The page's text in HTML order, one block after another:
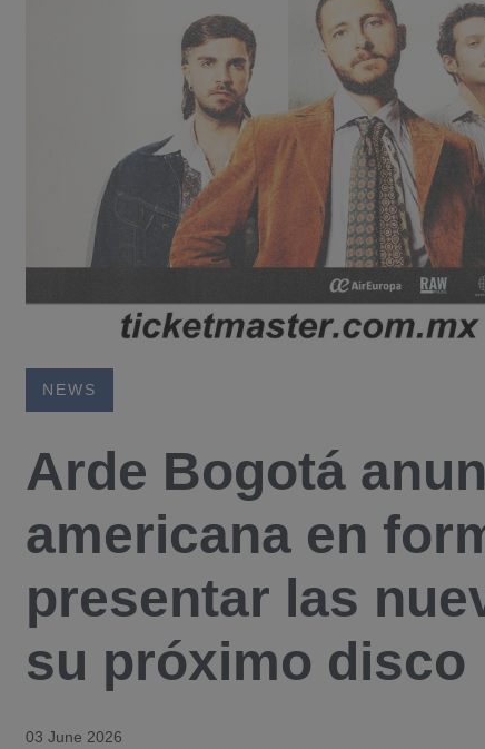
NEWS
Arde Bogotá
americana en
presentar las
su próximo disco
03 June 2026